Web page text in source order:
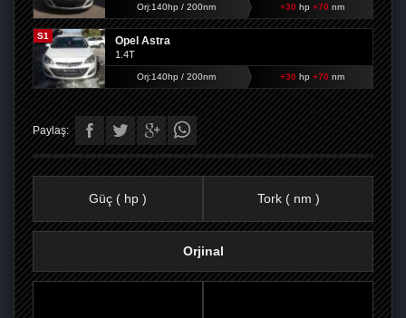
Orj:140hp / 200nm +30 hp +70 nm
S1 Opel Astra
1.4T
Orj:140hp / 200nm +30 hp +70 nm
Paylaş:
Güç ( hp ) Tork ( nm )
Orjinal